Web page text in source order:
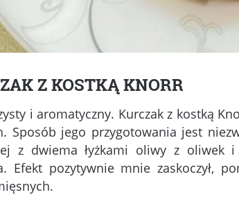
Z KOSTKĄ KNORR
i aromatyczny. Kurczak z kostką
Sposób jego przygotowania jest
z dwiema łyżkami oliwy z
Efekt pozytywnie mnie zaskoczył,